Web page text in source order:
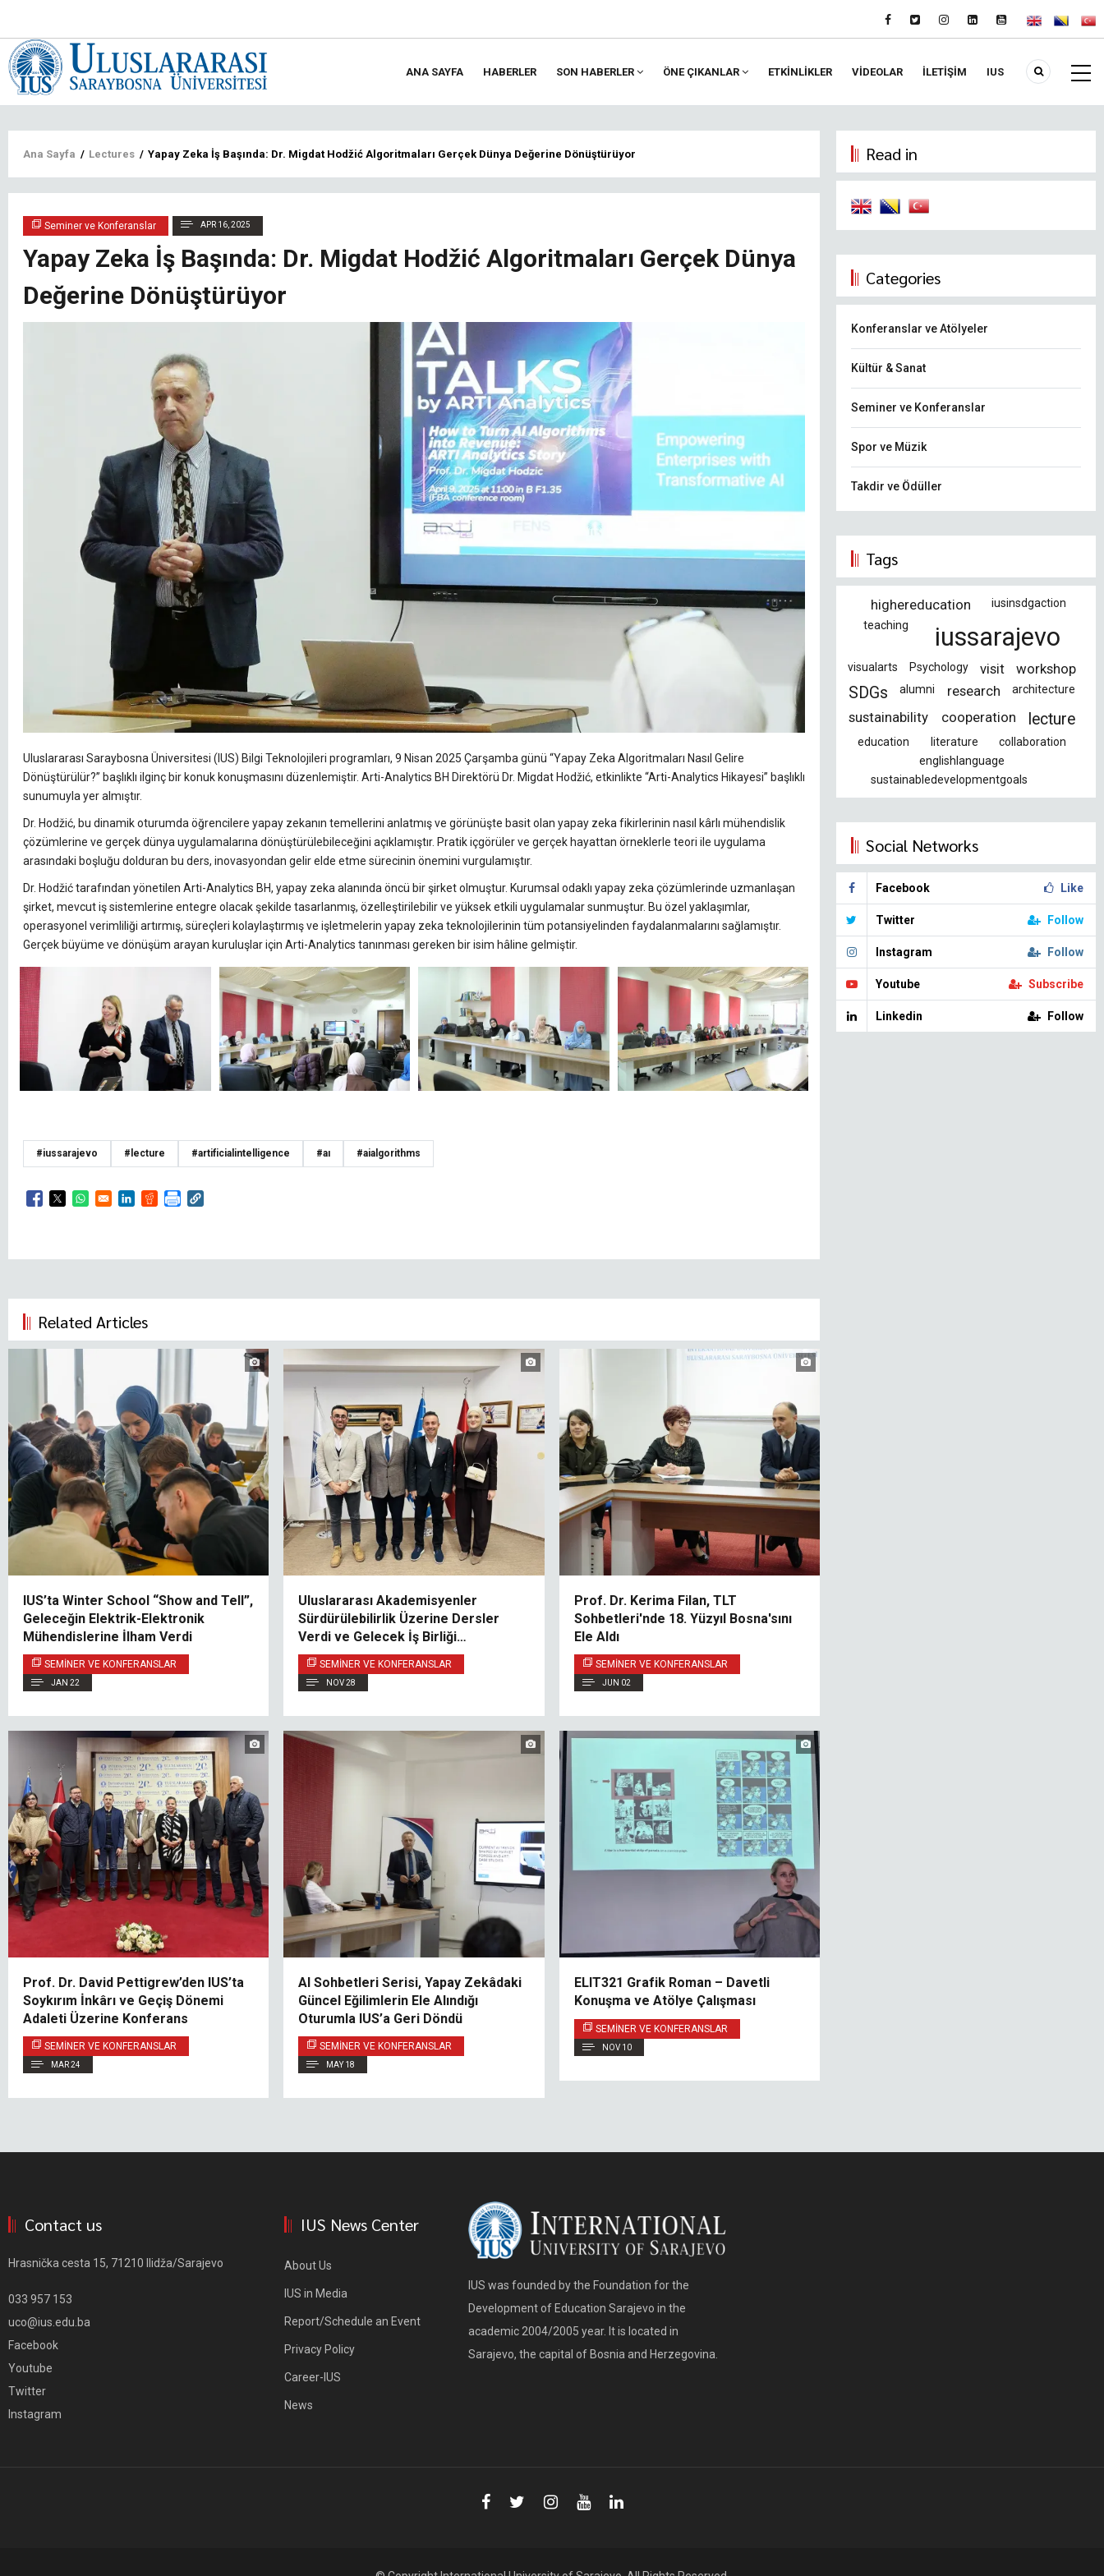
ANA SAYFA HABERLER SON HABERLER ÖNE ÇIKANLAR ETKİNLİKLER VIDEOLAR İLETİŞİM IUS
Sayfa
yolu
Ana Sayfa / Lectures / Yapay Zeka İş Başında: Dr. Migdat Hodžić Algoritmaları Gerçek Dünya Değerine Dönüştürüyor
Seminer ve Konferanslar APR 16, 2025
Yapay Zeka İş Başında: Dr. Migdat Hodžić Algoritmaları Gerçek Dünya
Değerine Dönüştürüyor
Uluslararası Saraybosna Üniversitesi (IUS) Bilgi Teknolojileri programları, 9 Nisan 2025 Çarşamba günü “Yapay Zeka Algoritmaları Nasıl Gelire
Dönüştürülür?” başlıklı ilginç bir konuk konuşmasını düzenlemiştir. Arti-Analytics BH Direktörü Dr. Migdat Hodžić, etkinlikte “Arti-Analytics Hikayesi” başlıklı
sunumuyla yer almıştır.
Dr. Hodžić, bu dinamik oturumda öğrencilere yapay zekanın temellerini anlatmış ve görünüşte basit olan yapay zeka fikirlerinin nasıl kârlı mühendislik
çözümlerine ve gerçek dünya uygulamalarına dönüştürülebileceğini açıklamıştır. Pratik içgörüler ve gerçek hayattan örneklerle teori ile uygulama
arasındaki boşluğu dolduran bu ders, inovasyondan gelir elde etme sürecinin önemini vurgulamıştır.
Dr. Hodžić tarafından yönetilen Arti-Analytics BH, yapay zeka alanında öncü bir şirket olmuştur. Kurumsal odaklı yapay zeka çözümlerinde uzmanlaşan
şirket, mevcut iş sistemlerine entegre olacak şekilde tasarlanmış, özelleştirilebilir ve yüksek etkili uygulamalar sunmuştur. Bu özel yaklaşımlar,
operasyonel verimliliği artırmış, süreçleri kolaylaştırmış ve işletmelerin yapay zeka teknolojilerinin tüm potansiyelinden faydalanmalarını sağlamıştır.
Gerçek büyüme ve dönüşüm arayan kuruluşlar için Arti-Analytics tanınması gereken bir isim hâline gelmiştir.
#iussarajevo #lecture #artificialintelligence #ai #aialgorithms
Opens in a new window
Opens in a new window
Opens in a new window
Opens in a new window
Opens in a new window
Related Articles
IUS’ta Winter School “Show and Tell”,
Geleceğin Elektrik-Elektronik
Mühendislerine İlham Verdi
SEMINER VE KONFERANSLAR
JAN 22
Uluslararası Akademisyenler
Sürdürülebilirlik Üzerine Dersler
Verdi ve Gelecek İş Birliği
Olanaklarını Görüştü
SEMINER VE KONFERANSLAR
NOV 28
Prof. Dr. Kerima Filan, TLT
Sohbetleri'nde 18. Yüzyıl Bosna'sını
Ele Aldı
SEMINER VE KONFERANSLAR
JUN 02
Prof. Dr. David Pettigrew’den IUS’ta
Soykırım İnkârı ve Geçiş Dönemi
Adaleti Üzerine Konferans
SEMINER VE KONFERANSLAR
MAR 24
AI Sohbetleri Serisi, Yapay Zekâdaki
Güncel Eğilimlerin Ele Alındığı
Oturumla IUS’a Geri Döndü
SEMINER VE KONFERANSLAR
MAY 18
ELIT321 Grafik Roman – Davetli
Konuşma ve Atölye Çalışması
SEMINER VE KONFERANSLAR
NOV 10
Read in
Categories
Konferanslar ve Atölyeler
Kültür & Sanat
Seminer ve Konferanslar
Spor ve Müzik
Takdir ve Ödüller
Tags
highereducation
iusinsdgaction
teaching
iussarajevo
visualarts Psychology visit workshop
SDGs alumni research architecture
sustainability cooperation lecture
education literature
collaboration
englishlanguage
sustainabledevelopmentgoals
Social Networks
Facebook Like
Twitter Follow
Instagram Follow
Youtube Subscribe
Linkedin Follow
Contact us
Hrasnička cesta 15, 71210 Ilidža/Sarajevo
033 957 153
uco@ius.edu.ba
Facebook
Youtube
Twitter
Instagram
IUS News Center
About Us
IUS in Media
Report/Schedule an Event
Privacy Policy
Career-IUS
News
IUS was founded by the Foundation for the
Development of Education Sarajevo in the
academic 2004/2005 year. It is located in
Sarajevo, the capital of Bosnia and Herzegovina.